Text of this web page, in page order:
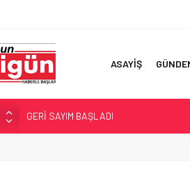
ASAYİŞ
GERİ SAYIM BAŞLADI
SAMSUNSPOR’DA HEDEF 5’İNCİLİK!